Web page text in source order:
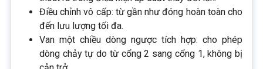
Điều chỉnh vô cấp: từ gần như đóng hoàn toàn cho
đến lưu lượng tối đa.
Van một chiều dòng ngược tích hợp: cho phép
dòng chảy tự do từ cổng 2 sang cổng 1, không bị